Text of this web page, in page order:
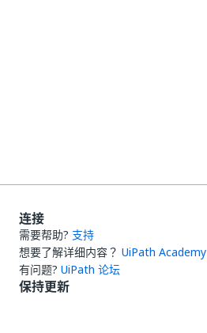
连接
需要帮助? 支持
想要了解详细内容？ UiPath Academy
有问题? UiPath 论坛
保持更新